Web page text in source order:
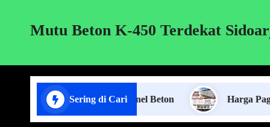
Mutu Beton K-450 Terdekat
Sering di Cari
Jasa Pasang Pagar Panel Beton Harga Pagar Panel